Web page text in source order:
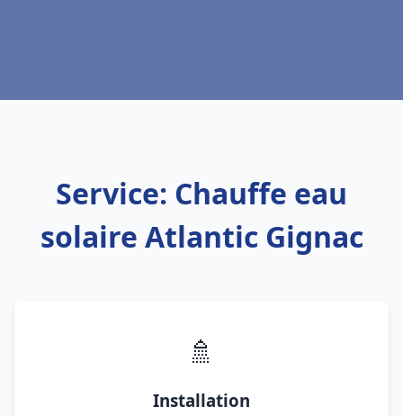
Service: Chauffe eau
solaire Atlantic Gignac
🚿
Installation